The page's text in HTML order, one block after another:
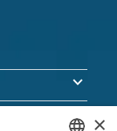
expand_more
expand_more ×